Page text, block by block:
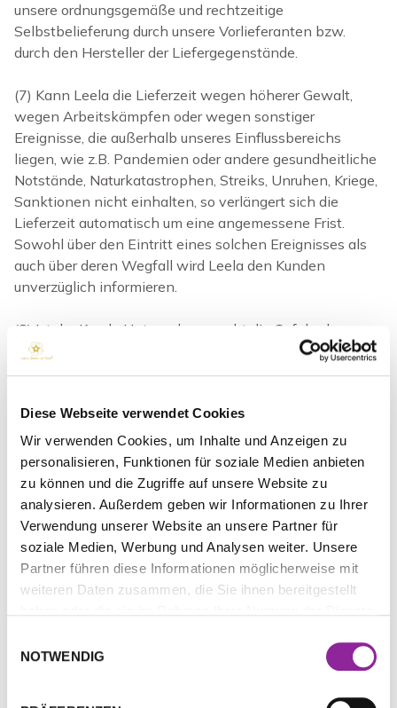
Diese Webseite verwendet Cookies
Wir verwenden Cookies, um Inhalte und Anzeigen zu
personalisieren, Funktionen für soziale Medien anbieten
zu können und die Zugriffe auf unsere Website zu
analysieren. Außerdem geben wir Informationen zu Ihrer
Verwendung unserer Website an unsere Partner für
soziale Medien, Werbung und Analysen weiter. Unsere
Partner führen diese Informationen möglicherweise mit
weiteren Daten zusammen, die Sie ihnen bereitgestellt
NOTWENDIG
unsere ordnungsgemäße und rechtzeitige
Selbstbelieferung durch unsere Vorlieferanten bzw.
durch den Hersteller der Liefergegenstände.
(7) Kann Leela die Lieferzeit wegen höherer Gewalt,
wegen Arbeitskämpfen oder wegen sonstiger
Ereignisse, die außerhalb unseres Einflussbereichs
liegen, wie z.B. Pandemien oder andere gesundheitliche
Notstände, Naturkatastrophen, Streiks, Unruhen, Kriege,
Sanktionen nicht einhalten, so verlängert sich die
Lieferzeit automatisch um eine angemessene Frist.
Sowohl über den Eintritt eines solchen Ereignisses als
auch über deren Wegfall wird Leela den Kunden
unverzüglich informieren.
(8) Ist der Kunde Unternehmer, geht die Gefahr des
zufälligen Untergangs und der zufälligen
Verschlechterung des Liefergegenstandes mit der
Frachtführer, Versandbeauftragten oder Abholer auf den
Kunden über. Dies gilt auch, wenn Leela die
Frachtkosten trägt und/oder Leela den Versand selbst
durchführen.
(9) Ist die Ware versandbereit und verzögert sich die
Versendung aus Gründen, die Leela nicht zu vertreten
hat, so geht die Gefahr des zufälligen Untergangs und
der Verschlechterung mit der Meldung der
handelt.